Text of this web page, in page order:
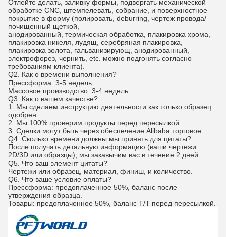
Отлейте делать, заливку формы, подвергать механической
обработке CNC, штемпелевать, собрание, и поверхностное
покрытие в форму (полировать, deburring, чертеж провода/
почищенный щеткой,
анодированный, термическая обработка, плакировка хрома,
плакировка никеля, лудящ, серебряная плакировка,
плакировка золота, гальванизирующ, анодированный,
электрофорез, чернить, etc. можно подгонять согласно
требованиям клиента).
Q2. Как о времени выполнения?
Прессформа: 3-5 недель
Массовое производство: 3-4 недель
Q3. Как о вашем качестве?
1. Мы сделаем инструкцию деятельности как только образец
одобрен.
2. Мы 100% проверим продукты перед пересылкой.
3. Сделки могут быть через обеспечение Alibaba торговое.
Q4. Сколько времени должны мы принять для цитаты?
После получать детальную информацию (ваши чертежи
2D/3D или образцы), мы закавычим вас в течение 2 дней.
Q5. Что ваш элемент цитаты?
Чертежи или образец, материал, финиш, и количество.
Q6. Что ваше условие оплаты?
Прессформа: предоплаченное 50%, баланс после
утверждения образца.
Товары: предоплаченное 50%, баланс T/T перед пересылкой.